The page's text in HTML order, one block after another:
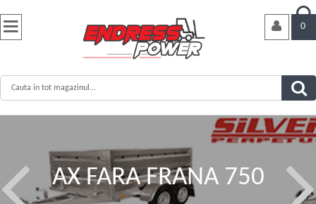

0

AX FARA FRANA 750